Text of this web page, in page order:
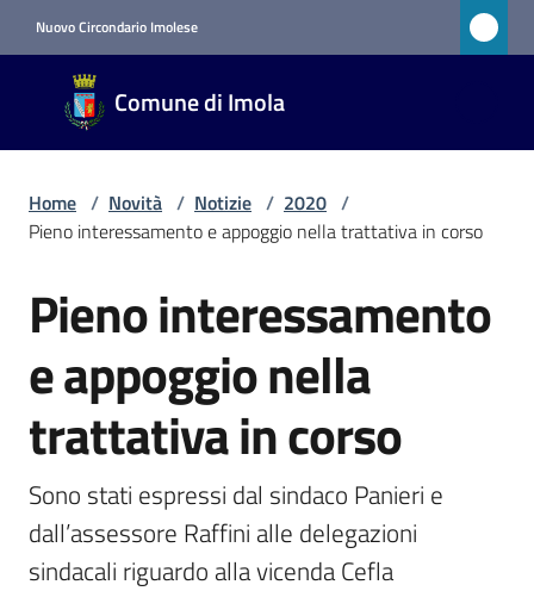
Nuovo Circondario Imolese
Comune di Imola
Comune
di Imola
RETE
Novità
Menu selezionato
Servizi
Vivere
Imola
Home / Novità / Notizie / 2020 /
Pieno interessamento e appoggio nella trattativa in corso
Salta al contenuto
Pieno interessamento
e appoggio nella
trattativa in corso
Sono stati espressi dal sindaco Panieri e
dall’assessore Raffini alle delegazioni
sindacali riguardo alla vicenda Cefla